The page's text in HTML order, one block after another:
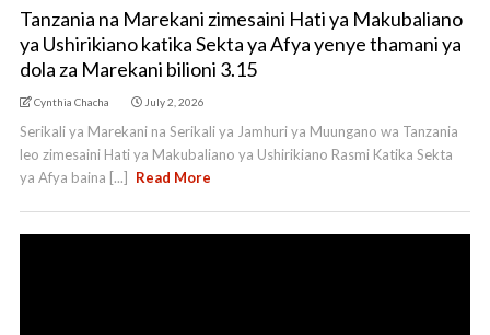
Tanzania na Marekani zimesaini Hati ya Makubaliano
ya Ushirikiano katika Sekta ya Afya yenye thamani ya
dola za Marekani bilioni 3.15
Cynthia Chacha July 2, 2026
Serikali ya Marekani na Serikali ya Jamhuri ya Muungano wa Tanzania
leo zimesaini Hati ya Makubaliano ya Ushirikiano Rasmi Katika Sekta
ya Afya baina [...]
Read More